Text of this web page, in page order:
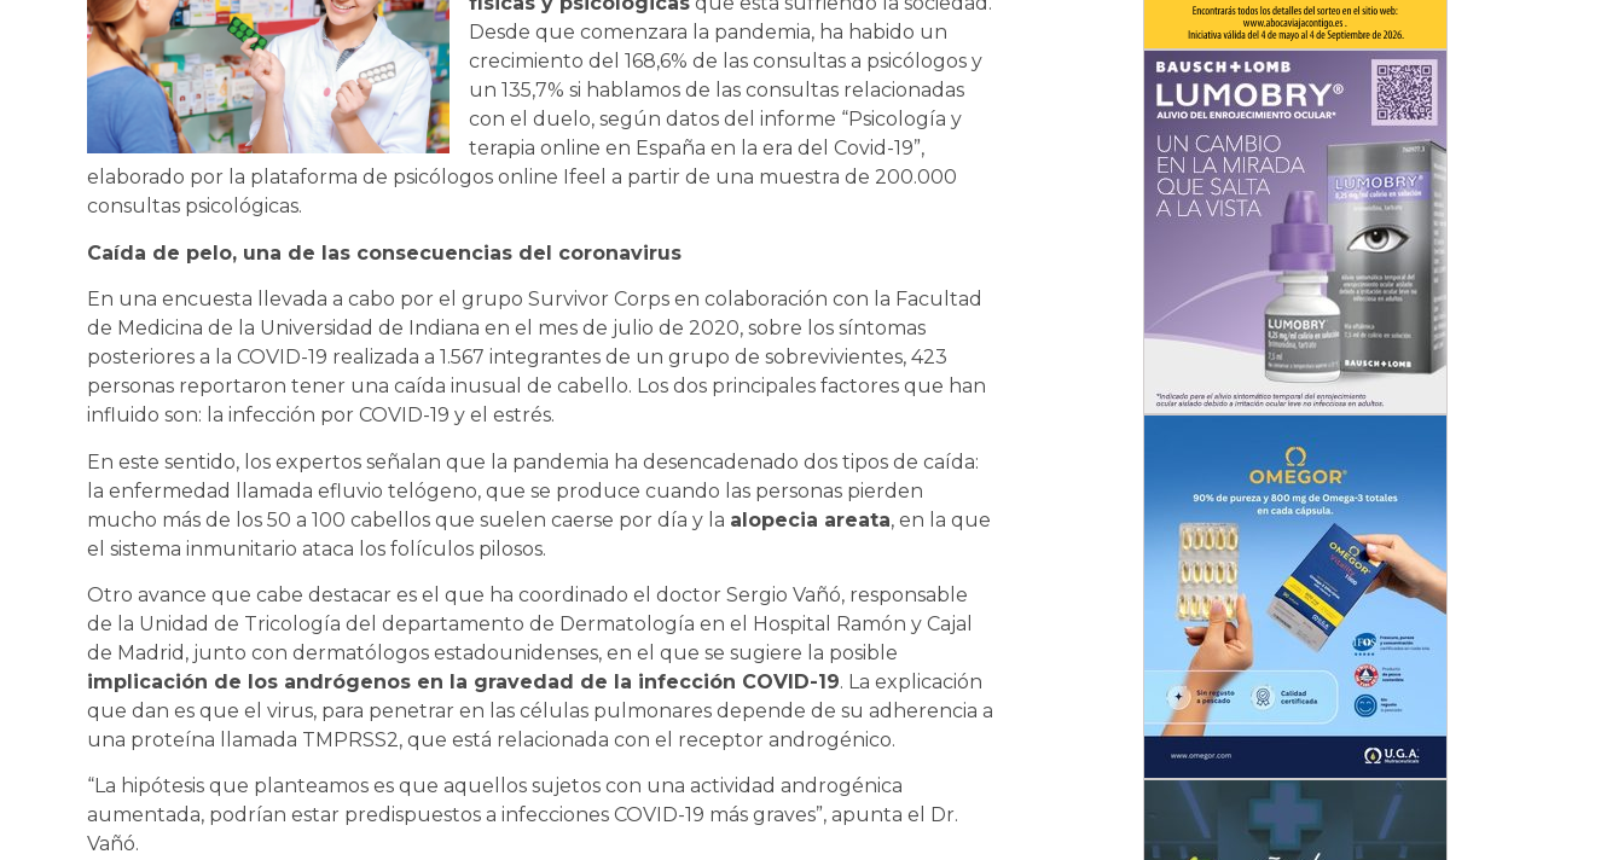
Desde que comenzara la pandemia, ha habido un
crecimiento del 168,6% de las consultas a psicólogos y
un 135,7% si hablamos de las consultas relacionadas
con el duelo, según datos del informe “Psicología y
terapia online en España en la era del Covid-19”,
elaborado por la plataforma de psicólogos online Ifeel a partir de una muestra de 200.000
consultas psicológicas.
Caída de pelo, una de las consecuencias del coronavirus
En una encuesta llevada a cabo por el grupo Survivor Corps en colaboración con la Facultad
de Medicina de la Universidad de Indiana en el mes de julio de 2020, sobre los síntomas
posteriores a la COVID-19 realizada a 1.567 integrantes de un grupo de sobrevivientes, 423
personas reportaron tener una caída inusual de cabello. Los dos principales factores que han
influido son: la infección por COVID-19 y el estrés.
En este sentido, los expertos señalan que la pandemia ha desencadenado dos tipos de caída:
la enfermedad llamada efluvio telógeno, que se produce cuando las personas pierden
mucho más de los 50 a 100 cabellos que suelen caerse por día y la alopecia areata, en la que
el sistema inmunitario ataca los folículos pilosos.
Otro avance que cabe destacar es el que ha coordinado el doctor Sergio Vañó, responsable
de la Unidad de Tricología del departamento de Dermatología en el Hospital Ramón y Cajal
de Madrid, junto con dermatólogos estadounidenses, en el que se sugiere la posible
implicación de los andrógenos en la gravedad de la infección COVID-19. La explicación
que dan es que el virus, para penetrar en las células pulmonares depende de su adherencia a
una proteína llamada TMPRSS2, que está relacionada con el receptor androgénico.
“La hipótesis que planteamos es que aquellos sujetos con una actividad androgénica
aumentada, podrían estar predispuestos a infecciones COVID-19 más graves”, apunta el Dr.
Vañó.